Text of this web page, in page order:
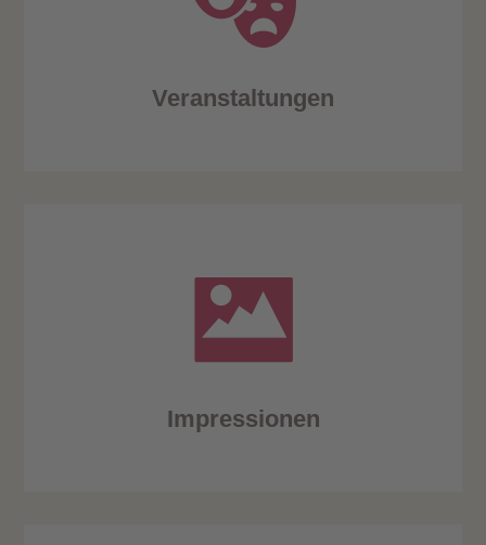
Veranstaltungen
Impressionen